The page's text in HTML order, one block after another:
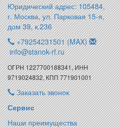
Юридический адрес: 105484,
г. Москва, ул. Парковая 15-я,
дом 39, к.236
+79254231501 (MAX)
info@stanok-rf.ru
ОГРН 1227700188341, ИНН
9719024832, КПП 771901001
Заказать звонок
Сервис
Наши преимущества